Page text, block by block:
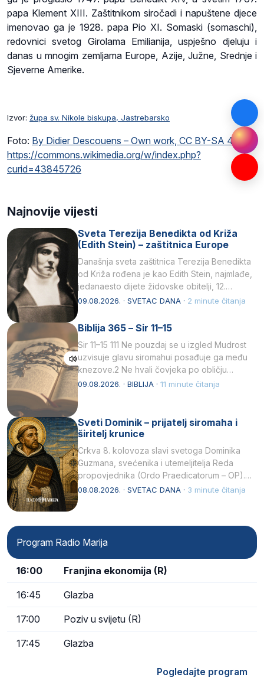
papa Klement XIII. Zaštitnikom siročadi i napuštene djece
imenovao ga je 1928. papa Pio XI. Somaski (somaschi),
redovnici svetog Girolama Emilianija, uspješno djeluju i
danas u mnogim zemljama Europe, Azije, Južne, Srednje i
Sjeverne Amerike.
Izvor: župa sv. Nikole biskupa, Jastrebarsko
Foto: By Didier Descouens – Own work, CC BY-SA 4.0,
https://commons.wikimedia.org/w/index.php?
curid=43845726
Najnovije vijesti
Sveta Terezija Benedikta od Križa
(Edith Stein) – zaštitnica Europe
Današnja sveta zaštitnica Terezija Benedikta
od Križa rođena je kao Edith Stein, najmlađe,
jedanaesto dijete židovske obitelji, 12.
listopada 1891, u Wrocławu…
09.08.2026. · SVETAC DANA · 2 minute čitanja
Biblija 365 – Sir 11–15
Sir 11–15 111 Ne pouzdaj se u izgled Mudrost
uzvisuje glavu siromahui posađuje ga među
knezove.2 Ne hvali čovjeka po obličju
njegovui…
09.08.2026. · BIBLIJA · 11 minute čitanja
Sveti Dominik – prijatelj siromaha i
širitelj krunice
Crkva 8. kolovoza slavi svetoga Dominika
Guzmana, svećenika i utemeljitelja Reda
propovjednika (Ordo Praedicatorum – OP).
Svojim životom, dubokom ljubavlju prema
08.08.2026. · SVETAC DANA · 3 minute čitanja
Program Radio Marija
16:00 Franjina ekonomija (R)
16:45 Glazba
17:00 Poziv u svijetu (R)
17:45 Glazba
Pogledajte program